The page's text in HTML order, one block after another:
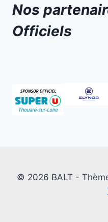
Nos
Officiels
© 2026 BALT -